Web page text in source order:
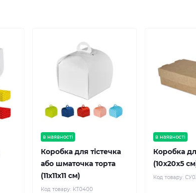
в наявності
Коробка для тістечка
або шматочка торта
(11х11х11 см)
Код товару: КТ0400
в наявності
Коробка
(10х20х5
Код товару: